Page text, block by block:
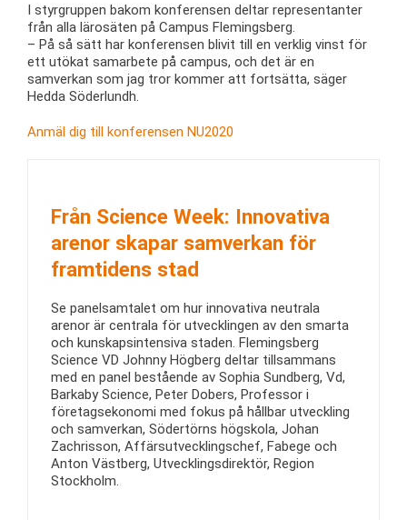
I styrgruppen bakom konferensen deltar representanter
från alla lärosäten på Campus Flemingsberg.
– På så sätt har konferensen blivit till en verklig vinst för
ett utökat samarbete på campus, och det är en
samverkan som jag tror kommer att fortsätta, säger
Hedda Söderlundh.
Anmäl dig till konferensen NU2020
Från Science Week: Innovativa
arenor skapar samverkan för
framtidens stad
Se panelsamtalet om hur innovativa neutrala
arenor är centrala för utvecklingen av den smarta
och kunskapsintensiva staden. Flemingsberg
Science VD Johnny Högberg deltar tillsammans
med en panel bestående av Sophia Sundberg, Vd,
Barkaby Science, Peter Dobers, Professor i
företagsekonomi med fokus på hållbar utveckling
och samverkan, Södertörns högskola, Johan
Zachrisson, Affärsutvecklingschef, Fabege och
Anton Västberg, Utvecklingsdirektör, Region
Stockholm.